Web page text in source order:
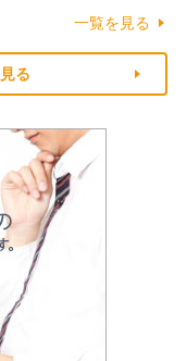
一覧を見る
る